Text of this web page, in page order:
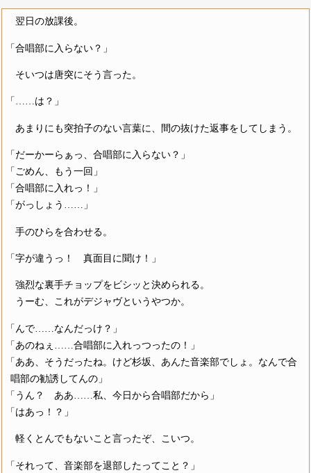
翌日の放課後。
「合唱部に入らない？」
そいつは唐突にそう言った。
「……は？」
あまりにも突拍子のない言葉に、間の抜けた返事をしてしまう。
「だーかーらぁっ、合唱部に入らない？」
「ごめん、もう一回」
「合唱部に入れっ！」
「がっしょう……」
手のひらを合わせる。
「字が違うっ！ 真面目に聞け！」
強烈な裏手チョップをビシッと決められる。
うーむ、これがデジャヴというやつか。
「んで……なんだっけ？」
「あのねぇ……合唱部に入れっつったの！」
「ああ、そうだったね。けど杉坂、あんた音楽部でしょ。なんで合
唱部の勧誘してんの」
「うん？ ああ……私、今日から合唱部だから」
「はあっ！？」
軽くとんでもないこと言ったぞ、こいつ。
「それって、音楽部を退部したってこと？」